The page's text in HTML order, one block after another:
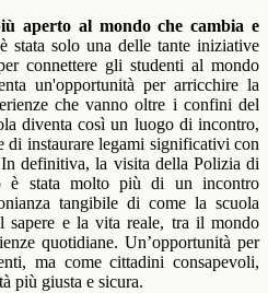
aperto al mondo che cambia e
stata solo una delle tante iniziative
connettere gli studenti al mondo
un'opportunità per arricchire la
che vanno oltre i confini del
diventa così un luogo di incontro,
di instaurare legami significativi con
definitiva, la visita della Polizia di
è stata molto più di un incontro
tangibile di come la scuola
sapere e la vita reale, tra il mondo
quotidiane. Un’opportunità per
ma come cittadini consapevoli,
più giusta e sicura.